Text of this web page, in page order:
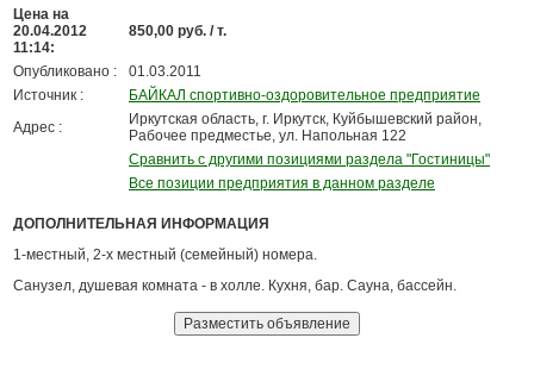
Цена на
20.04.2012
11:14:
850,00 руб. / т.
Опубликовано :
01.03.2011
Источник :
БАЙКАЛ спортивно-оздоровительное предприятие
Адрес :
Иркутская область, г. Иркутск, Куйбышевский район,
Рабочее предместье, ул. Напольная 122
Сравнить с другими позициями раздела "Гостиницы"
Все позиции предприятия в данном разделе
ДОПОЛНИТЕЛЬНАЯ ИНФОРМАЦИЯ
1-местный, 2-х местный (семейный) номера.
Санузел, душевая комната - в холле. Кухня, бар. Сауна, бассейн.